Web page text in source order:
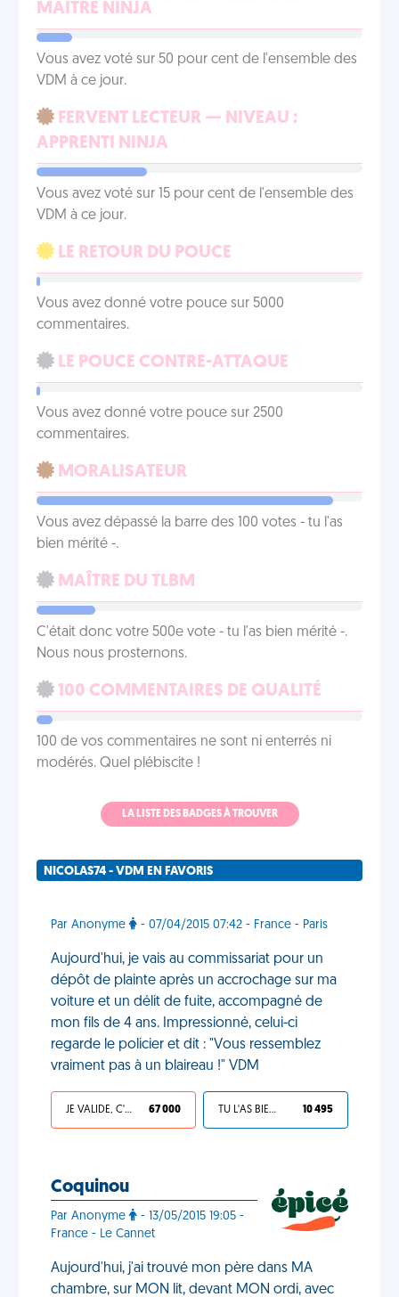
MAÎTRE NINJA
Vous avez voté sur 50 pour cent de l'ensemble des
VDM à ce jour.
FERVENT LECTEUR — NIVEAU :
APPRENTI NINJA
Vous avez voté sur 15 pour cent de l'ensemble des
VDM à ce jour.
LE RETOUR DU POUCE
Vous avez donné votre pouce sur 5000
commentaires.
LE POUCE CONTRE-ATTAQUE
Vous avez donné votre pouce sur 2500
commentaires.
MORALISATEUR
Vous avez dépassé la barre des 100 votes - tu l'as
bien mérité -.
MAÎTRE DU TLBM
C'était donc votre 500e vote - tu l'as bien mérité -.
Nous nous prosternons.
100 COMMENTAIRES DE QUALITÉ
100 de vos commentaires ne sont ni enterrés ni
modérés. Quel plébiscite !
LA LISTE DES BADGES À TROUVER
NICOLAS74 - VDM EN FAVORIS
Par Anonyme - 07/04/2015 07:42 - France - Paris
Aujourd'hui, je vais au commissariat pour un
dépôt de plainte après un accrochage sur ma
voiture et un délit de fuite, accompagné de
mon fils de 4 ans. Impressionné, celui-ci
regarde le policier et dit : "Vous ressemblez
vraiment pas à un blaireau !" VDM
JE VALIDE, C'EST UNE VDM 67 000 TU L'AS BIEN MÉRITÉ 10 495
Coquinou
Par Anonyme
- 13/05/2015 19:05 -
France - Le Cannet
Aujourd'hui, j'ai trouvé mon père dans MA
chambre, sur MON lit, devant MON ordi, avec